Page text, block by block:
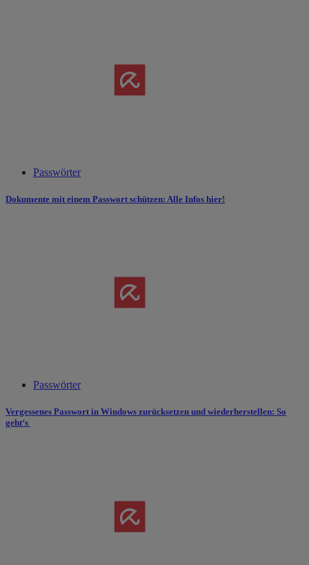
Passwörter
Dokumente mit einem Passwort schützen: Alle Infos hier!
Passwörter
Vergessenes Passwort in Windows zurücksetzen und wiederherstellen: So
geht‘s